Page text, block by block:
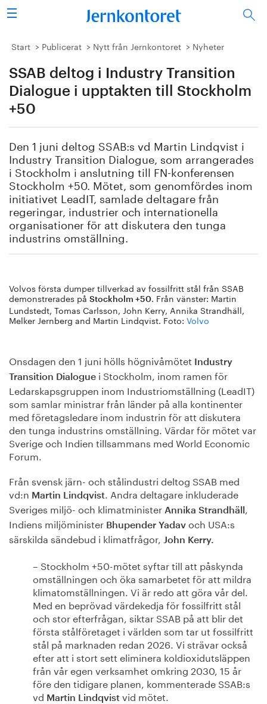
Sök
Stålindustrin
Vision 2050
Forskning/utbildning
Vi tycker
Publicerat
Bildbank
Om oss
Start Publicerat Nytt från Jernkontoret Nyheter
SSAB deltog i Industry Transition
Dialogue i upptakten till Stockholm
+50
Den 1 juni deltog SSAB:s vd Martin Lindqvist i
Industry Transition Dialogue, som arrangerades
i Stockholm i anslutning till FN-konferensen
Stockholm +50. Mötet, som genomfördes inom
initiativet LeadIT, samlade deltagare från
regeringar, industrier och internationella
organisationer för att diskutera den tunga
industrins omställning.
Volvos första dumper tillverkad av fossilfritt stål från SSAB
demonstrerades på Stockholm +50. Från vänster: Martin
Lundstedt, Tomas Carlsson, John Kerry, Annika Strandhäll,
Melker Jernberg and Martin Lindqvist. Foto: Volvo
Onsdagen den 1 juni hölls högnivåmötet
Industry
Transition Dialogue i Stockholm, inom ramen för
Ledarskapsgruppen inom Industriomställning (LeadIT)
som samlar ministrar från länder på alla kontinenter
med företagsledare inom industrin för att diskutera
den tunga industrins omställning. Värdar för mötet var
Sverige och Indien tillsammans med World Economic
Forum.
Från svensk järn- och stålindustri deltog SSAB med
vd:n Martin Lindqvist. Andra deltagare inkluderade
Sveriges miljö- och klimatminister Annika Strandhäll
,
Indiens miljöminister Bhupender Yadav och USA:s
särskilda sändebud i klimatfrågor, John Kerry.
– Stockholm +50-mötet syftar till att påskynda
omställningen och öka samarbetet för att mildra
klimatomställningen. Vi är redo att göra vår del.
Med en beprövad värdekedja för fossilfritt stål
och stor efterfrågan, siktar SSAB på att blir det
första stålföretaget i världen som tar ut fossilfritt
stål på marknaden redan 2026. Vi strävar också
efter att i stort sett eliminera koldioxidutsläppen
från vår egen verksamhet omkring 2030, 15 år
före den tidigare planen, kommenterade SSAB:s
vd Martin Lindqvist vid mötet.